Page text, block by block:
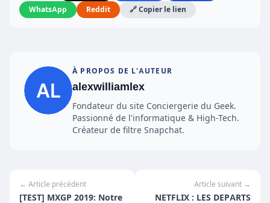
WhatsApp
Reddit 🔗 Copier le lien
À PROPOS DE L'AUTEUR
alexwilliamlex
Fondateur du site Conciergerie du Geek.
Passionné de l'informatique & High-Tech.
Créateur de filtre Snapchat.
← Article précédent
[TEST] MXGP 2019: Notre
Article suivant →
NETFLIX : LES DEPARTS